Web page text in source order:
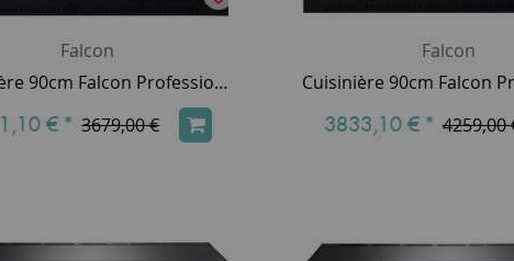
Falcon
Cuisinière 90cm Falcon Professional+ 90 Inox Chromé PROP90DFSS/C-EU 3 fours électriques / 5 foyers gaz
€ * 3679,00 €
Falcon
3833,10 € * 4259,00